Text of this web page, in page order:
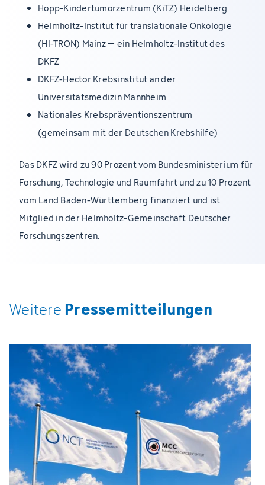
Hopp-Kindertumorzentrum (KiTZ) Heidelberg
Helmholtz-Institut für translationale Onkologie
(HI-TRON) Mainz – ein Helmholtz-Institut des
DKFZ
DKFZ-Hector Krebsinstitut an der
Universitätsmedizin Mannheim
Nationales Krebspräventionszentrum
(gemeinsam mit der Deutschen Krebshilfe)
Das DKFZ wird zu 90 Prozent vom Bundesministerium für
Forschung, Technologie und Raumfahrt und zu 10 Prozent
vom Land Baden-Württemberg finanziert und ist
Mitglied in der Helmholtz-Gemeinschaft Deutscher
Forschungszentren.
Weitere Pressemitteilungen